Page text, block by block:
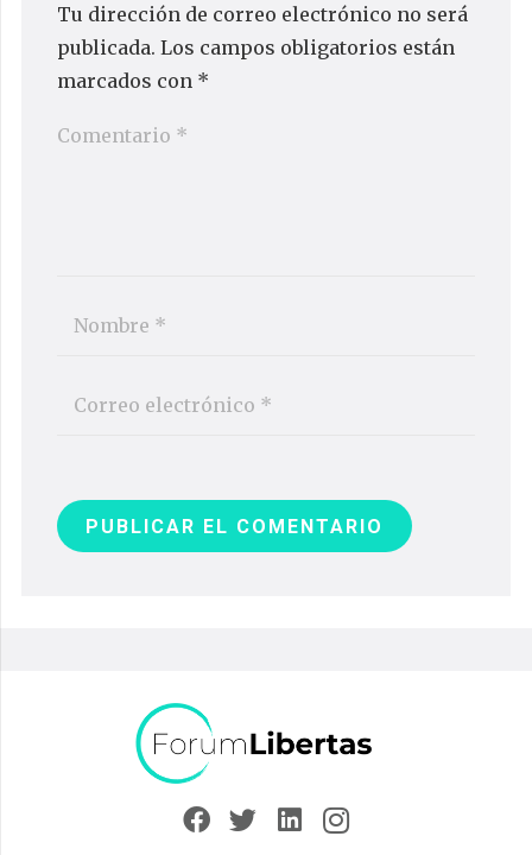
Tu dirección de correo electrónico no será
publicada. Los campos obligatorios están
marcados con *
PUBLICAR EL COMENTARIO